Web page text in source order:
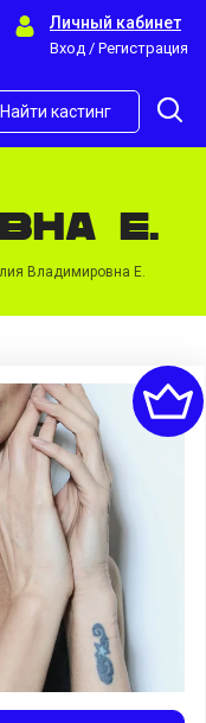
Личный кабинет
Вход / Регистрация
Найти кастинг
E.
Владимировна E.